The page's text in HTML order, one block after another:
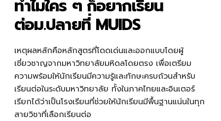
ทำไมใคร ๆ ก็อยากเรียน
ต่อม.ปลายที่ MUIDS
เหตุผลหลักคือหลักสูตรที่โดดเด่นและออกแบบโดยผู้
เชี่ยวชาญจากมหาวิทยาลัยมหิดลโดยตรง เพื่อเตรียม
ความพร้อมให้นักเรียนมีความรู้และทักษะครบถ้วนสำหรับ
เรียนต่อในระดับมหาวิทยาลัย ทั้งในภาคไทยและอินเตอร์
เรียกได้ว่าเป็นโรงเรียนที่ช่วยให้นักเรียนมีพื้นฐานแน่นในทุก
สายวิชาที่เลือกเรียนต่อ